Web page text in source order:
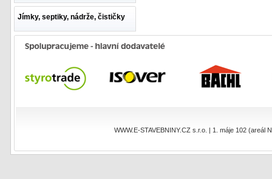
Jímky, septiky, nádrže, čističky
WWW.E-STAVEBNINY.CZ s.r.o. | 1. máje 102